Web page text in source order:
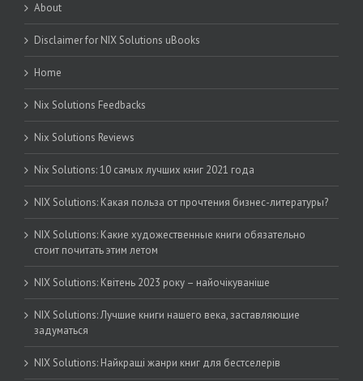
About
Disclaimer for NIX Solutions uBooks
Home
Nix Solutions Feedbacks
Nix Solutions Reviews
Nix Solutions: 10 самых лучших книг 2021 года
NIX Solutions: Какая польза от прочтения бизнес-литературы?
NIX Solutions: Какие художественные книги обязательно
стоит почитать этим летом
NIX Solutions: Квітень 2023 року – найочікуваніше
NIX Solutions: Лучшие книги нашего века, заставляющие
задуматься
NIX Solutions: Найкращі жанри книг для бестселерів